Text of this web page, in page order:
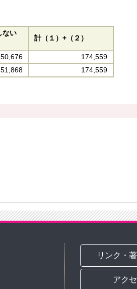
ない
計（１）+（２）
174,559
174,559
リンク・
アク